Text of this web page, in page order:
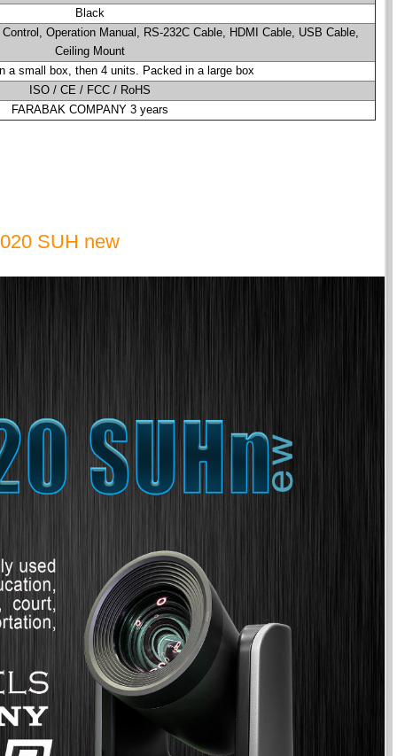
Black
Operation Manual, RS-232C Cable, HDMI Cable, USB Cable,
Ceiling Mount
a small box, then 4 units. Packed in a large box
ISO / CE / FCC / RoHS
FARABAK COMPANY 3 years
SUH new